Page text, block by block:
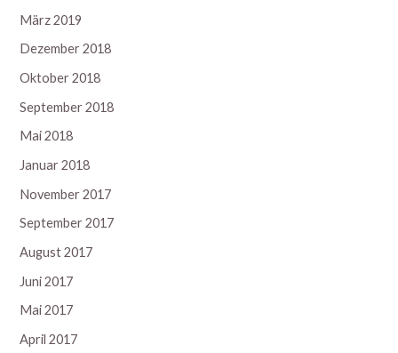
März 2019
Dezember 2018
Oktober 2018
September 2018
Mai 2018
Januar 2018
November 2017
September 2017
August 2017
Juni 2017
Mai 2017
April 2017